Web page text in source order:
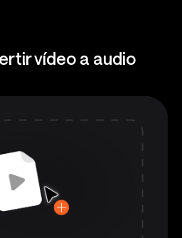
vídeo a audio